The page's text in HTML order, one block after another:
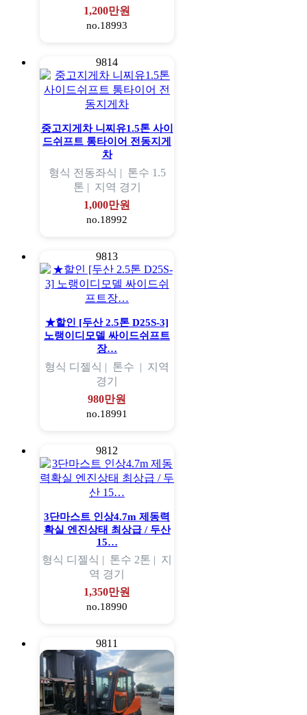
1,200만원
no.18993
9814
중고지게차 니찌유1.5톤 사이
드쉬프트 통타이어 전동지게
차
형식 전동좌식 | 톤수 1.5
톤 | 지역 경기
1,000만원
no.18992
9813
★할인 [두산 2.5톤 D25S-3]
노랭이디모델 싸이드쉬프트
장…
형식 디젤식 | 톤수 | 지역
경기
980만원
no.18991
9812
3단마스트 인상4.7m 제동력
확실 엔진상태 최상급 / 두산
15…
형식 디젤식 | 톤수 2톤 | 지
역 경기
1,350만원
no.18990
9811